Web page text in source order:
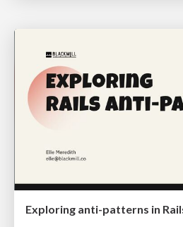
Exploring anti-patterns in